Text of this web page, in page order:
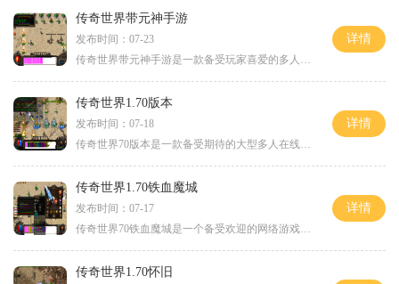
传奇世界带元神手游
发布时间：07-23
传奇世界带元神手游是一款备受玩家喜爱的多人在线角色扮演游戏。该游戏在传奇世界的基础上进行了全面的升级和改进，引入了元神系统，为玩家提供了更加丰富多样的游戏体验。无
详情
传奇世界1.70版本
发布时间：07-18
传奇世界70版本是一款备受期待的大型多人在线角色扮演游戏，该版本在游戏的基础上进行了一系列的优化和更新，为玩家提供了更加精彩的游戏体验。本文将为大家详细介绍传奇世界
详情
传奇世界1.70铁血魔城
发布时间：07-17
传奇世界70铁血魔城是一个备受欢迎的网络游戏。它以其独特的玩法和精致的画面而闻名，吸引了大量玩家的关注和喜爱。下面将为大家详细介绍这款游戏的具体玩法。作为一个角色扮演
详情
传奇世界1.70怀旧